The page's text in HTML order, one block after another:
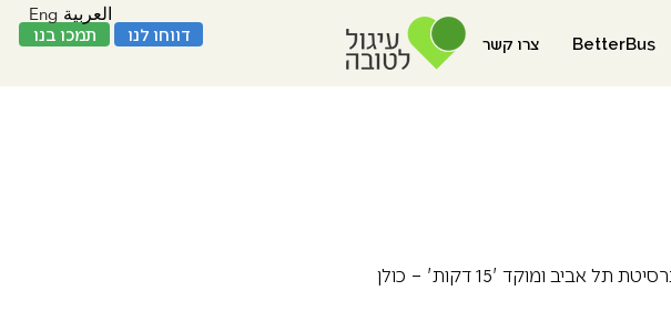
תמכו בנו דווחו לנו
العربية Eng
BetterBus צרו קשר
עשרות תביעות קטנות נגד מפעילי תחבורה ציבורית הוגשו בליווי אוניברסיטת תל אביב ומוקד '15 דקות' – כולן